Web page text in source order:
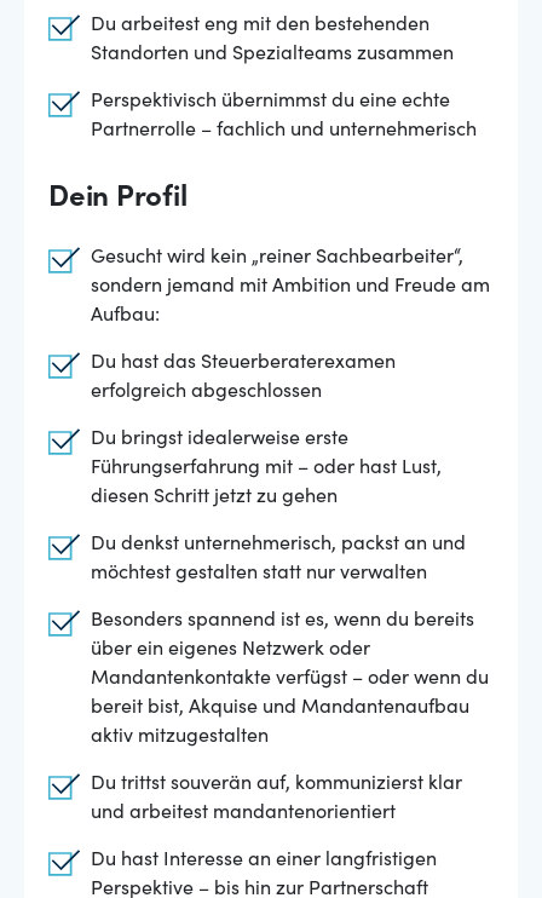
Du arbeitest eng mit den bestehenden
Standorten und Spezialteams zusammen
Perspektivisch übernimmst du eine echte
Partnerrolle – fachlich und unternehmerisch
Dein Profil
Gesucht wird kein „reiner Sachbearbeiter“,
sondern jemand mit Ambition und Freude am
Aufbau:
Du hast das Steuerberaterexamen
erfolgreich abgeschlossen
Du bringst idealerweise erste
Führungserfahrung mit – oder hast Lust,
diesen Schritt jetzt zu gehen
Du denkst unternehmerisch, packst an und
möchtest gestalten statt nur verwalten
Besonders spannend ist es, wenn du bereits
über ein eigenes Netzwerk oder
Mandantenkontakte verfügst – oder wenn du
bereit bist, Akquise und Mandantenaufbau
aktiv mitzugestalten
Du trittst souverän auf, kommunizierst klar
und arbeitest mandantenorientiert
Du hast Interesse an einer langfristigen
Perspektive – bis hin zur Partnerschaft